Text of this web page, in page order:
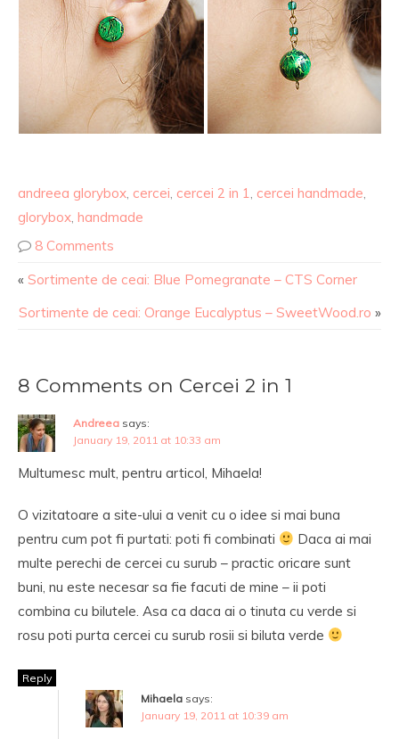
andreea glorybox, cercei, cercei 2 in 1, cercei handmade,
glorybox, handmade
8 Comments
« Sortimente de ceai: Blue Pomegranate – CTS Corner
Sortimente de ceai: Orange Eucalyptus – SweetWood.ro »
8 Comments on Cercei 2 in 1
Andreea says:
January 19, 2011 at 10:33 am
Multumesc mult, pentru articol, Mihaela!
O vizitatoare a site-ului a venit cu o idee si mai buna
pentru cum pot fi purtati: poti fi combinati
Daca ai mai
multe perechi de cercei cu surub – practic oricare sunt
buni, nu este necesar sa fie facuti de mine – ii poti
combina cu bilutele. Asa ca daca ai o tinuta cu verde si
rosu poti purta cercei cu surub rosii si biluta verde
Reply
Mihaela says:
January 19, 2011 at 10:39 am